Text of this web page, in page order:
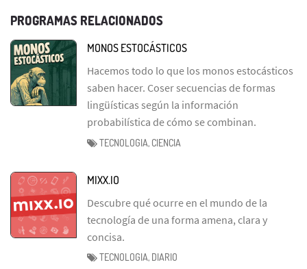
PROGRAMAS RELACIONADOS
MONOS ESTOCÁSTICOS
Hacemos todo lo que los monos estocásticos
saben hacer. Coser secuencias de formas
lingüísticas según la información
probabilística de cómo se combinan.
TECNOLOGIA, CIENCIA
MIXX.IO
Descubre qué ocurre en el mundo de la
tecnología de una forma amena, clara y
concisa.
TECNOLOGIA, DIARIO